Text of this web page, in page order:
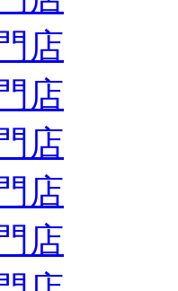
店
店
店
店
店